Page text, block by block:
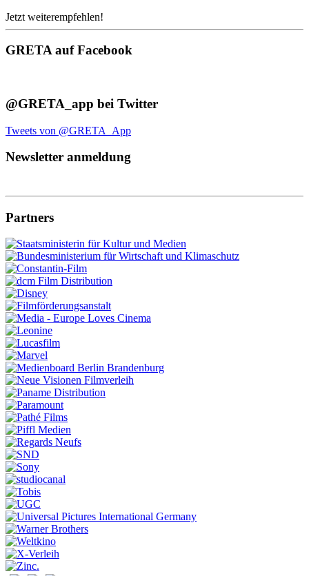
Jetzt weiterempfehlen!
GRETA auf Facebook
@GRETA_app bei Twitter
Tweets von @GRETA_App
Newsletter anmeldung
Partners